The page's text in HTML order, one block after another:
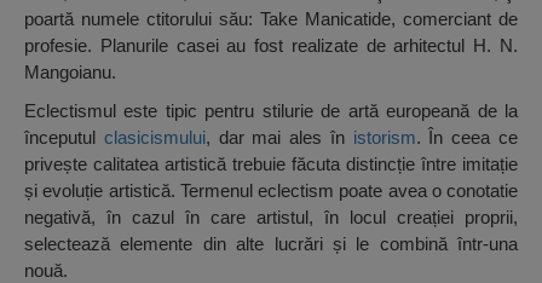
poartă numele ctitorului său: Take Manicatide, comerciant de
profesie. Planurile casei au fost realizate de arhitectul H. N.
Mangoianu.
Eclectismul este tipic pentru stilurie de artă europeană de la
începutul clasicismului, dar mai ales în istorism. În ceea ce
privește calitatea artistică trebuie făcuta distincție între imitație
și evoluție artistică. Termenul eclectism poate avea o conotatie
negativă, în cazul în care artistul, în locul creației proprii,
selectează elemente din alte lucrări și le combină într-una
nouă.